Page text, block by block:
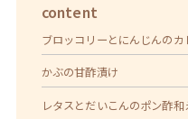
content
ブロッコリーとにんじんのカ
かぶの甘酢漬け
レタスとだいこんのポン酢和